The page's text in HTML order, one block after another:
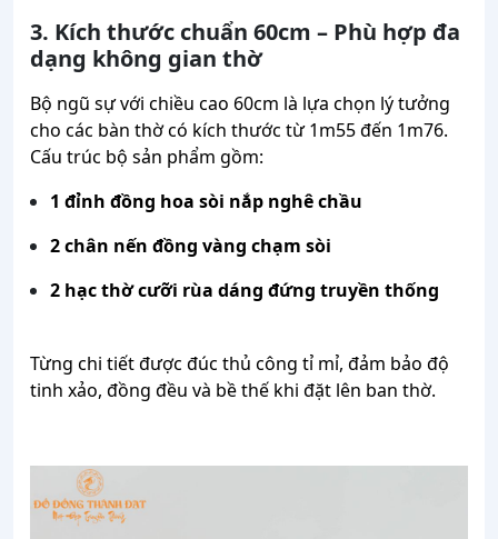
3. Kích thước chuẩn 60cm – Phù hợp đa
dạng không gian thờ
Bộ ngũ sự với chiều cao 60cm là lựa chọn lý tưởng
cho các bàn thờ có kích thước từ 1m55 đến 1m76.
Cấu trúc bộ sản phẩm gồm:
1 đỉnh đồng hoa sòi nắp nghê chầu
2 chân nến đồng vàng chạm sòi
2 hạc thờ cưỡi rùa dáng đứng truyền thống
Từng chi tiết được đúc thủ công tỉ mỉ, đảm bảo độ
tinh xảo, đồng đều và bề thế khi đặt lên ban thờ.